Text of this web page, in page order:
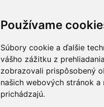
Používame
Súbory cookie a ďalšie
vášho zážitku z
zobrazovali prispôsobený
našich webových stránok
prichádzajú.